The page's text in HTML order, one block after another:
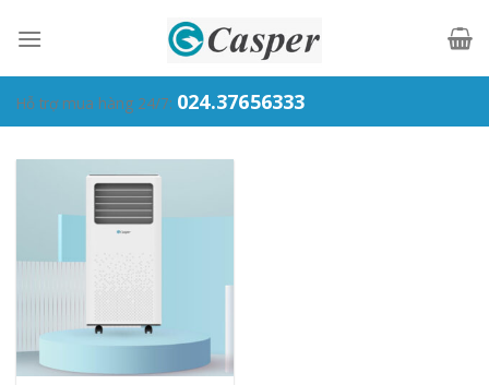
Hỗ trợ mua hàng 24/7: 024.37656333